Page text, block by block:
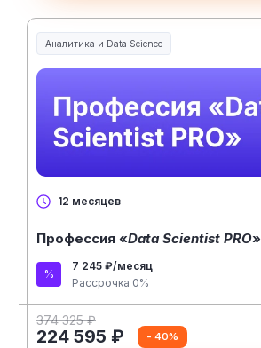
Аналитика и Data Science
12 месяцев
Профессия «Data Scientist PRO»
7 245 ₽/месяц
Рассрочка 0%
374 325 ₽
224 595 ₽ - 40%